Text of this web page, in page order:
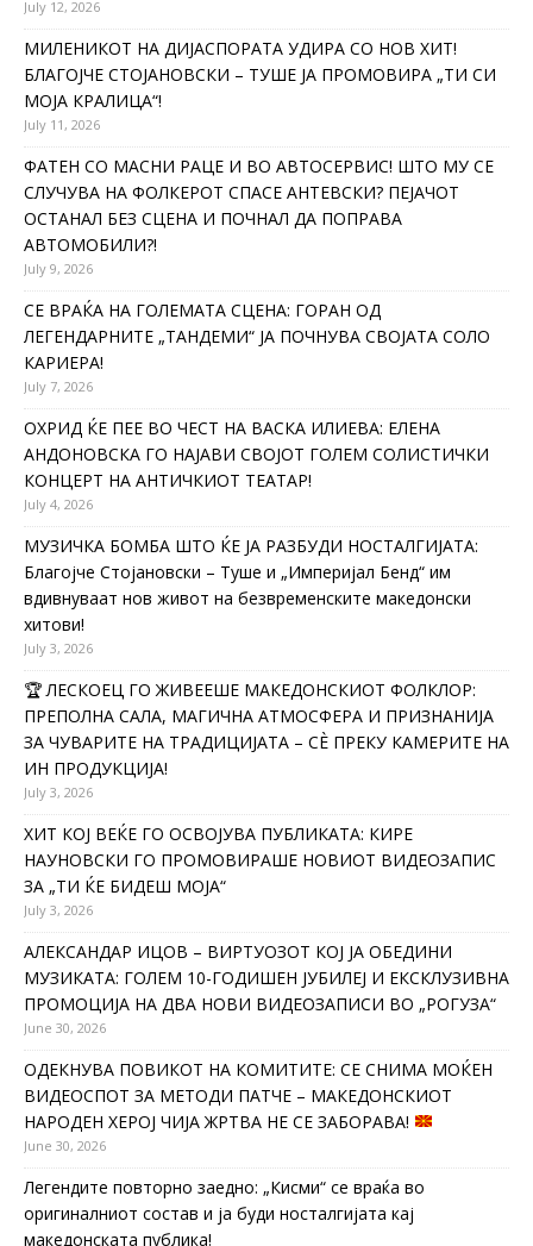
July 12, 2026
МИЛЕНИКОТ НА ДИЈАСПОРАТА УДИРА СО НОВ ХИТ!
БЛАГОЈЧЕ СТОЈАНОВСКИ – ТУШЕ ЈА ПРОМОВИРА „ТИ СИ
МОЈА КРАЛИЦА“!
July 11, 2026
ФАТЕН СО МАСНИ РАЦЕ И ВО АВТОСЕРВИС! ШТО МУ СЕ
СЛУЧУВА НА ФОЛКЕРОТ СПАСЕ АНТЕВСКИ? ПЕЈАЧОТ
ОСТАНАЛ БЕЗ СЦЕНА И ПОЧНАЛ ДА ПОПРАВА
АВТОМОБИЛИ?!
July 9, 2026
СЕ ВРАЌА НА ГОЛЕМАТА СЦЕНА: ГОРАН ОД
ЛЕГЕНДАРНИТЕ „ТАНДЕМИ“ ЈА ПОЧНУВА СВОЈАТА СОЛО
КАРИЕРА!
July 7, 2026
ОХРИД ЌЕ ПЕЕ ВО ЧЕСТ НА ВАСКА ИЛИЕВА: ЕЛЕНА
АНДОНОВСКА ГО НАЈАВИ СВОЈОТ ГОЛЕМ СОЛИСТИЧКИ
КОНЦЕРТ НА АНТИЧКИОТ ТЕАТАР!
July 4, 2026
МУЗИЧКА БОМБА ШТО ЌЕ ЈА РАЗБУДИ НОСТАЛГИЈАТА:
Благојче Стојановски – Туше и „Империјал Бенд“ им
вдивнуваат нов живот на безвременските македонски
хитови!
July 3, 2026
🏆 ЛЕСКОЕЦ ГО ЖИВЕЕШЕ МАКЕДОНСКИОТ ФОЛКЛОР:
ПРЕПОЛНА САЛА, МАГИЧНА АТМОСФЕРА И ПРИЗНАНИЈА
ЗА ЧУВАРИТЕ НА ТРАДИЦИЈАТА – СÈ ПРЕКУ КАМЕРИТЕ НА
ИН ПРОДУКЦИЈА!
July 3, 2026
ХИТ КОЈ ВЕЌЕ ГО ОСВОЈУВА ПУБЛИКАТА: КИРЕ
НАУНОВСКИ ГО ПРОМОВИРАШЕ НОВИОТ ВИДЕОЗАПИС
ЗА „ТИ ЌЕ БИДЕШ МОЈА“
July 3, 2026
АЛЕКСАНДАР ИЦОВ – ВИРТУОЗОТ КОЈ ЈА ОБЕДИНИ
МУЗИКАТА: ГОЛЕМ 10-ГОДИШЕН ЈУБИЛЕЈ И ЕКСКЛУЗИВНА
ПРОМОЦИЈА НА ДВА НОВИ ВИДЕОЗАПИСИ ВО „РОГУЗА“
June 30, 2026
ОДЕКНУВА ПОВИКОТ НА КОМИТИТЕ: СЕ СНИМА МОЌЕН
ВИДЕОСПОТ ЗА МЕТОДИ ПАТЧЕ – МАКЕДОНСКИОТ
НАРОДЕН ХЕРОЈ ЧИЈА ЖРТВА НЕ СЕ ЗАБОРАВА!
June 30, 2026
Легендите повторно заедно: „Кисми“ се враќа во
оригиналниот состав и ја буди носталгијата кај
македонската публика!